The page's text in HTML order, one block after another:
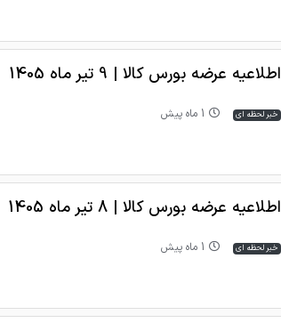
اطلاعیه عرضه بورس کالا | 9 تیر ماه 1405
خبر لحظه ای 1 ماه پیش
اطلاعیه عرضه بورس کالا | 8 تیر ماه 1405
خبر لحظه ای 1 ماه پیش